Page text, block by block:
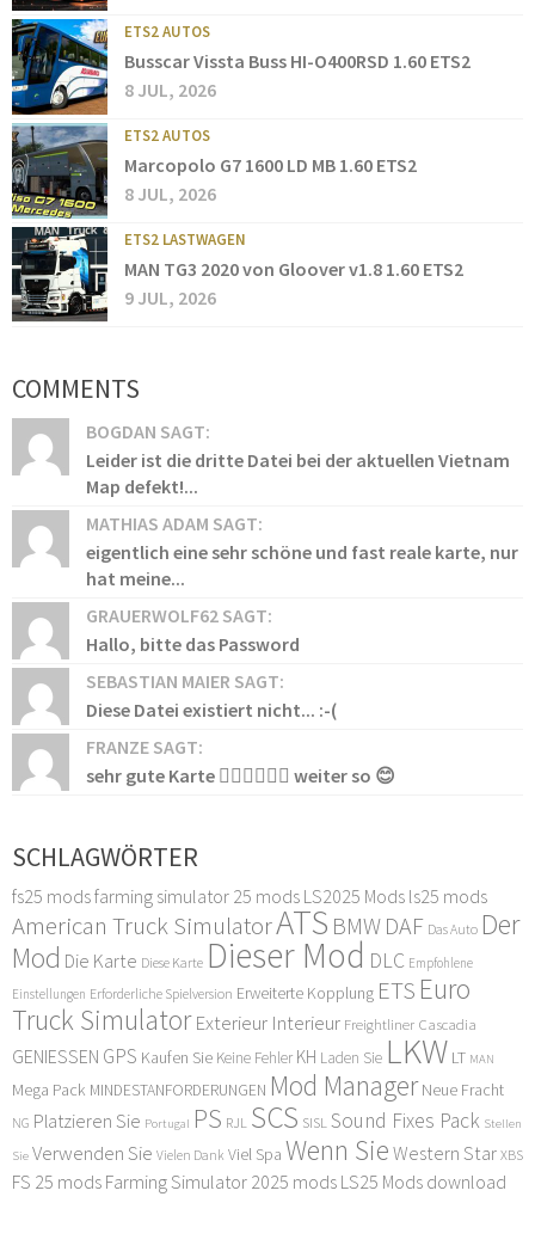
ETS2 AUTOS
Busscar Vissta Buss HI-O400RSD 1.60 ETS2
8 JUL, 2026
ETS2 AUTOS
Marcopolo G7 1600 LD MB 1.60 ETS2
8 JUL, 2026
ETS2 LASTWAGEN
MAN TG3 2020 von Gloover v1.8 1.60 ETS2
9 JUL, 2026
COMMENTS
BOGDAN SAGT:
Leider ist die dritte Datei bei der aktuellen Vietnam
Map defekt!...
MATHIAS ADAM SAGT:
eigentlich eine sehr schöne und fast reale karte, nur
hat meine...
GRAUERWOLF62 SAGT:
Hallo, bitte das Password
SEBASTIAN MAIER SAGT:
Diese Datei existiert nicht... :-(
FRANZE SAGT:
sehr gute Karte 👍🏻👍🏻👍🏻 weiter so 😊
SCHLAGWÖRTER
fs25 modsfarming simulator 25 mods LS2025 Mods ls25 mods
American Truck SimulatorATS BMW DAF Das Auto Der
Mod Die Karte Diese Karte Dieser Mod DLC Empfohlene
Einstellungen Erforderliche Spielversion Erweiterte Kopplung ETS Euro
Truck Simulator Exterieur Interieur Freightliner Cascadia
GENIESSEN GPS Kaufen Sie Keine Fehler KH Laden Sie LKW LT MAN
Mega Pack MINDESTANFORDERUNGEN Mod Manager Neue Fracht
NG Platzieren Sie Portugal PS RJL SCS SISLSound Fixes Pack Stellen
Sie Verwenden Sie Vielen Dank Viel Spa Wenn Sie Western Star XBS
FS 25 mods Farming Simulator 2025 mods LS25 Mods download